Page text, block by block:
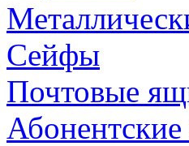
Сейфы
Почтовые